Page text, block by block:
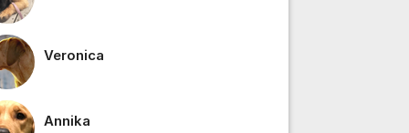
för inlägg/kommentar
Veronica
Annika